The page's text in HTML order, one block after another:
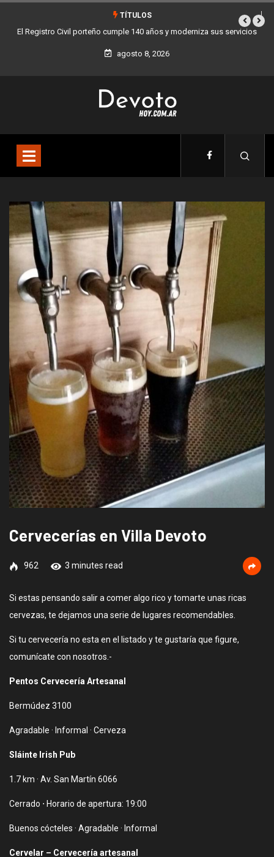
TÍTULOS
Buenos Aires sumó 12 nuevos Bares Notables y ya son 90 en toda
la Ciudad
agosto 8, 2026
Cervecerías en Villa Devoto
962 3 minutes read
Si estas pensando salir a comer algo rico y tomarte unas ricas
cervezas, te dejamos una serie de lugares recomendables.
Si tu cervecería no esta en el listado y te gustaría que figure,
comunícate con nosotros.-
Pentos Cervecería Artesanal
Bermúdez 3100
Agradable · Informal · Cerveza
Sláinte Irish Pub
1.7 km · Av. San Martín 6066
Cerrado ⋅ Horario de apertura: 19:00
Buenos cócteles · Agradable · Informal
Cervelar – Cervecería artesanal